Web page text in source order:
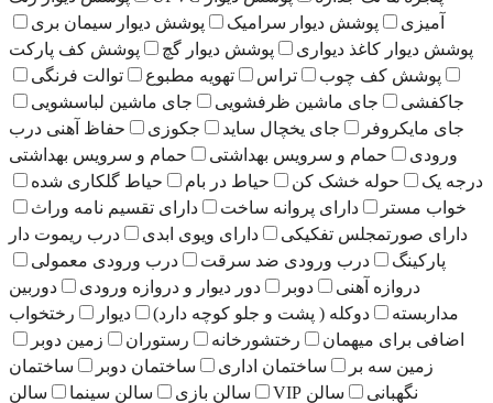
پوشش دیوار سرامیک
پوشش دیوار سیمان بری
کاغذ دیواری
پوشش دیوار گچ
پوشش کف پارکت
کف چوب
تراس تهویه مطبوع
توالت فرنگی
جای ماشین ظرفشویی
جای ماشین لباسشویی
جای یخچال ساید جکوزی
حفاظ آهنی درب
حمام و سرویس بهداشتی
حمام و سرویس بهداشتی
حوله خشک کن
حیاط در بام
حیاط گلکاری شده
دارای پروانه ساخت
دارای تقسیم نامه وراث
تفکیکی
دارای ویوی ابدی
درب ریموت دار
درب ورودی ضد سرقت
درب ورودی معمولی
آهنی
دوبر دور دیوار و دروازه ورودی
دوربین
دوکله ( پشت و جلو کوچه دارد) دیوار
رختخواب
میهمان
رختشورخانه رستوران
زمین دوبر
سه بر
ساختمان اداری ساختمان دوبر
ساختمان
سالن VIP سالن بازی سالن سینما
سالن